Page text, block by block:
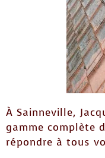
À Sainneville,
gamme complète
répondre à tous